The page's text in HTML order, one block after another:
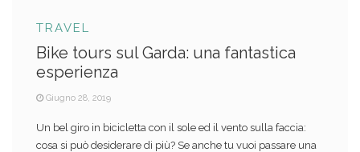
TRAVEL
Bike tours sul Garda: una fantastica
esperienza
Giugno 28, 2019
Un bel giro in bicicletta con il sole ed il vento sulla faccia:
cosa si può desiderare di più? Se anche tu vuoi passare una